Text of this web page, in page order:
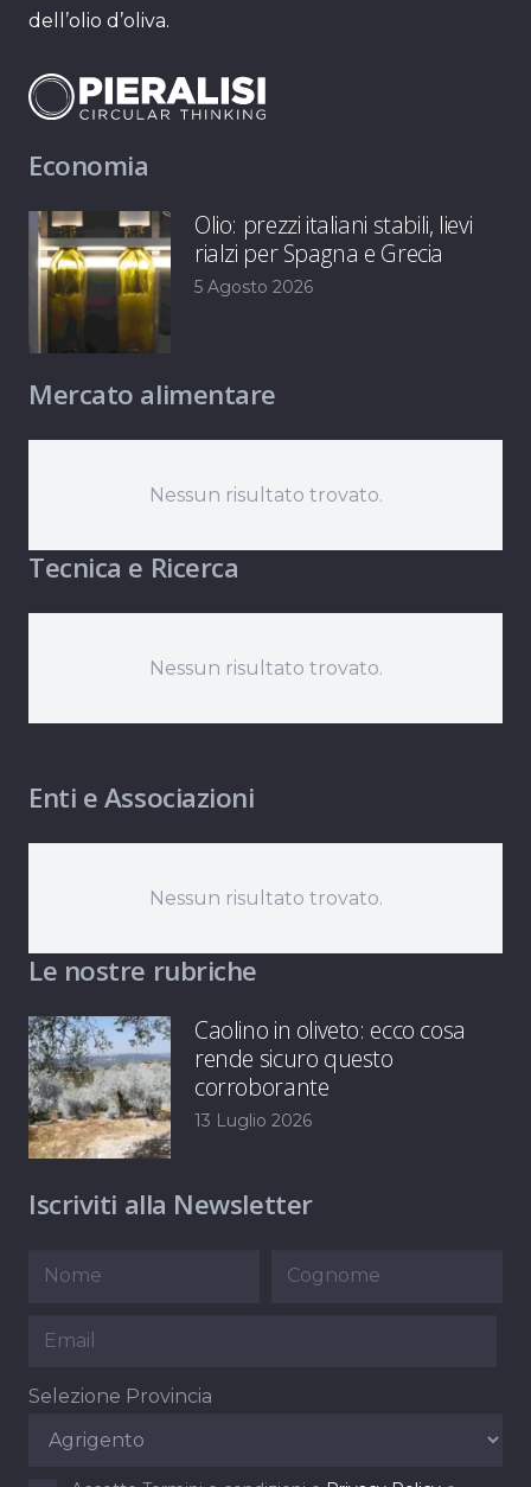
dell’olio d’oliva.
Economia
Olio: prezzi italiani stabili, lievi
rialzi per Spagna e Grecia
5 Agosto 2026
Mercato alimentare
Nessun risultato trovato.
Tecnica e Ricerca
Nessun risultato trovato.
Enti e Associazioni
Nessun risultato trovato.
Le nostre rubriche
Caolino in oliveto: ecco cosa
rende sicuro questo
corroborante
13 Luglio 2026
Iscriviti alla Newsletter
Selezione Provincia